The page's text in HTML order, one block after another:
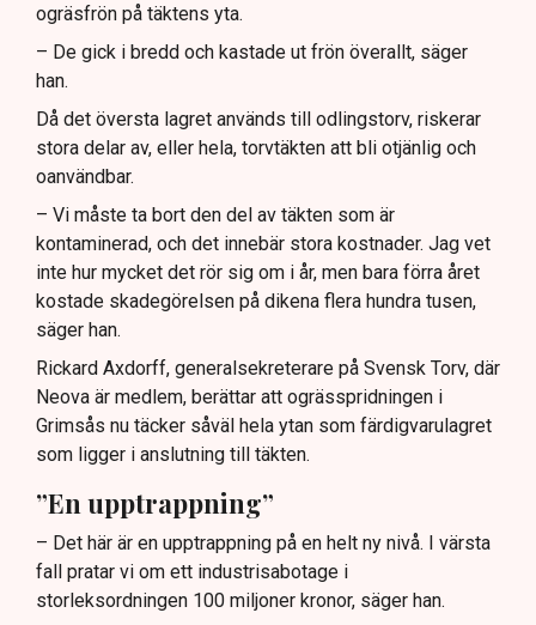
ogräsfrön på täktens yta.
– De gick i bredd och kastade ut frön överallt, säger
han.
Då det översta lagret används till odlingstorv, riskerar
stora delar av, eller hela, torvtäkten att bli otjänlig och
oanvändbar.
– Vi måste ta bort den del av täkten som är
kontaminerad, och det innebär stora kostnader. Jag vet
inte hur mycket det rör sig om i år, men bara förra året
kostade skadegörelsen på dikena flera hundra tusen,
säger han.
Rickard Axdorff, generalsekreterare på Svensk Torv, där
Neova är medlem, berättar att ogrässpridningen i
Grimsås nu täcker såväl hela ytan som färdigvarulagret
som ligger i anslutning till täkten.
”En upptrappning”
– Det här är en upptrappning på en helt ny nivå. I värsta
fall pratar vi om ett industrisabotage i
storleksordningen 100 miljoner kronor, säger han.